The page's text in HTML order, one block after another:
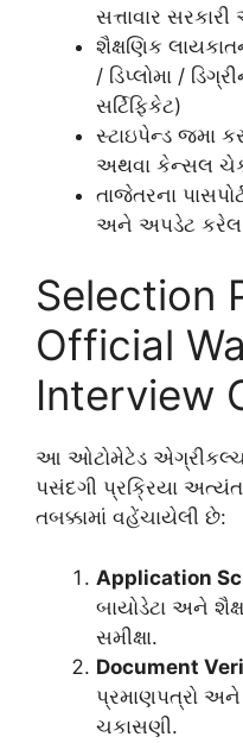
સત્તાવાર
શૈક્ષણિક
/ ડિપ્લોમા /
સર્ટિફિકેટ)
સ્ટાઇપેન્ડ જમા
અથવા કેન્સલ
તાજેતરના
અને અપડેટ કરેલ
Selection
Official
Interview
આ ઓટોમેટેડ એગ્રીકલ્ચર
પસંદગી પ્રક્રિયા
તબક્કામાં વહેંચાયેલી છે:
Application
બાયોડેટા અને
સમીક્ષા.
Document
પ્રમાણપત્રો અને
ચકાસણી.